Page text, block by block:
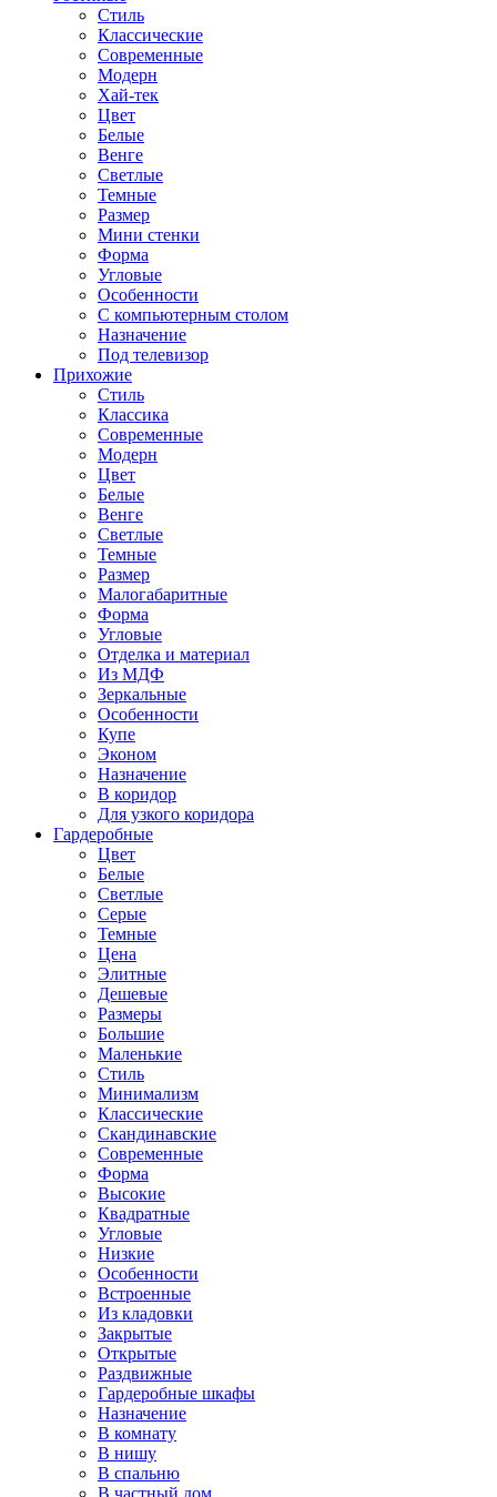
Стиль
Классические
Современные
Модерн
Хай-тек
Цвет
Белые
Венге
Светлые
Темные
Размер
Мини стенки
Форма
Угловые
Особенности
С компьютерным столом
Назначение
Под телевизор
Прихожие
Стиль
Классика
Современные
Модерн
Цвет
Белые
Венге
Светлые
Темные
Размер
Малогабаритные
Форма
Угловые
Отделка и материал
Из МДФ
Зеркальные
Особенности
Купе
Эконом
Назначение
В коридор
Для узкого коридора
Гардеробные
Цвет
Белые
Светлые
Серые
Темные
Цена
Элитные
Дешевые
Размеры
Большие
Маленькие
Стиль
Минимализм
Классические
Скандинавские
Современные
Форма
Высокие
Квадратные
Угловые
Низкие
Особенности
Встроенные
Из кладовки
Закрытые
Открытые
Раздвижные
Гардеробные шкафы
Назначение
В комнату
В нишу
В спальню
В частный дом